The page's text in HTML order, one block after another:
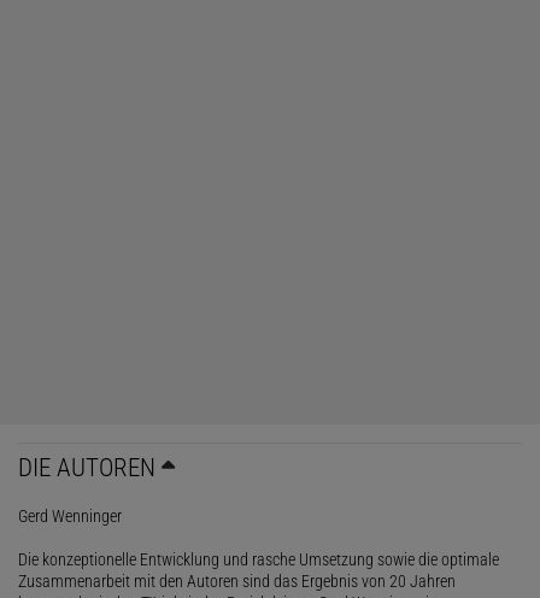
DIE AUTOREN
Gerd Wenninger
Die konzeptionelle Entwicklung und rasche Umsetzung sowie die optimale
Zusammenarbeit mit den Autoren sind das Ergebnis von 20 Jahren